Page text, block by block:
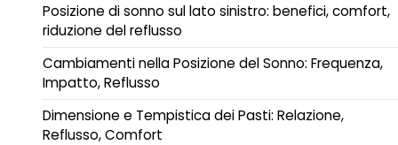
Posizione di sonno sul lato sinistro: benefici, comfort,
riduzione del reflusso
Cambiamenti nella Posizione del Sonno: Frequenza,
Impatto, Reflusso
Dimensione e Tempistica dei Pasti: Relazione,
Reflusso, Comfort